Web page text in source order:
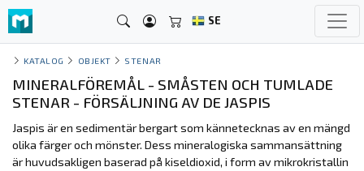
SE
KATALOG OBJEKT STENAR
MINERALFÖREMÅL - SMÅSTEN OCH TUMLADE
STENAR - FÖRSÄLJNING AV DE JASPIS
Jaspis är en sedimentär bergart som kännetecknas av en mängd
olika färger och mönster. Dess mineralogiska sammansättning
är huvudsakligen baserad på kiseldioxid, i form av mikrokristallin